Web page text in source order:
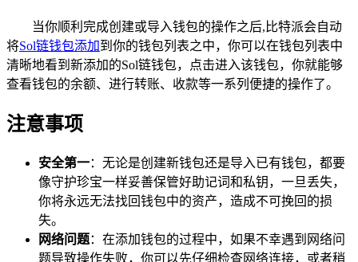
当你顺利完成创建或导入钱包的操作之后,比特派会自动
将Sol链钱包添加到你的钱包列表之中，你可以在钱包列表中
清晰地看到新添加的Sol链钱包，点击进入该钱包，你就能够
查看钱包的余额、进行转账、收款等一系列便捷的操作了。
注意事项
安全第一：无论是创建新钱包还是导入已有钱包，都要
像守护珍宝一样妥善保管好助记词和私钥，一旦丢失，
你将永远无法找回钱包中的资产，造成不可挽回的损
失。
网络问题：在添加钱包的过程中，如果不幸遇到网络问
题导致操作失败，你可以先仔细检查网络连接，或者稍